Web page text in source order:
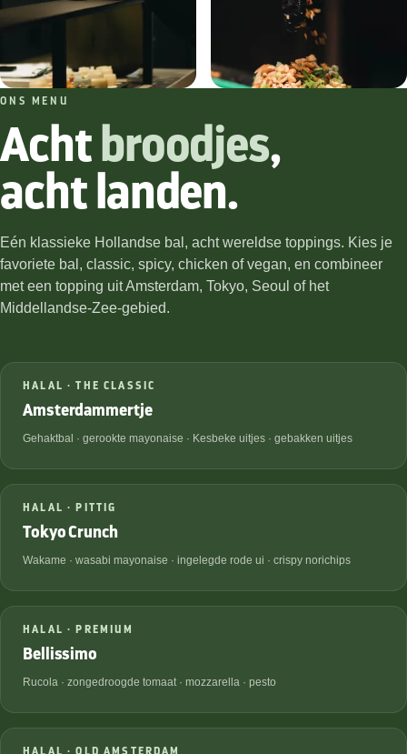
ONS MENU
Acht broodjes,
acht landen.
Eén klassieke Hollandse bal, acht wereldse toppings. Kies je
favoriete bal, classic, spicy, chicken of vegan, en combineer
met een topping uit Amsterdam, Tokyo, Seoul of het
Middellandse-Zee-gebied.
HALAL · THE CLASSIC
Amsterdammertje
Gehaktbal · gerookte mayonaise · Kesbeke uitjes · gebakken uitjes
HALAL · PITTIG
Tokyo Crunch
Wakame · wasabi mayonaise · ingelegde rode ui · crispy norichips
HALAL · PREMIUM
Bellissimo
Rucola · zongedroogde tomaat · mozzarella · pesto
HALAL · OLD AMSTERDAM